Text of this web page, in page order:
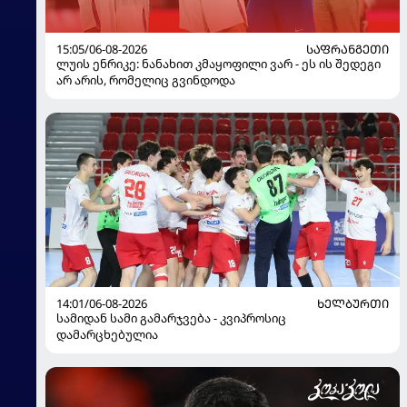
15:05/06-08-2026
ᲡᲐᲤᲠᲐᲜᲒᲔᲗᲘ
ლუის ენრიკე: ნანახით კმაყოფილი ვარ - ეს ის შედეგი
არ არის, რომელიც გვინდოდა
14:01/06-08-2026
ᲮᲔᲚᲑᲣᲠᲗᲘ
სამიდან სამი გამარჯვება - კვიპროსიც
დამარცხებულია